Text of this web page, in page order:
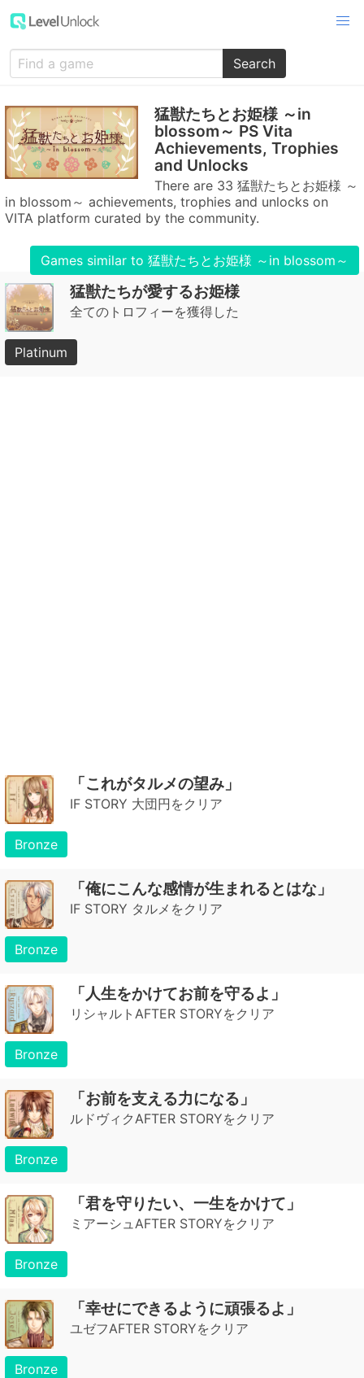
Search
猛獣たちとお姫様 ～in
blossom～ PS Vita
Achievements, Trophies
and Unlocks
There are 33 猛獣たちとお姫様 ～
in blossom～ achievements, trophies and unlocks on
VITA platform curated by the community.
Games similar to 猛獣たちとお姫様 ～in blossom～
猛獣たちが愛するお姫様
全てのトロフィーを獲得した
Platinum
「これがタルメの望み」
IF STORY 大団円をクリア
Bronze
「俺にこんな感情が生まれるとはな」
IF STORY タルメをクリア
Bronze
「人生をかけてお前を守るよ」
リシャルトAFTER STORYをクリア
Bronze
「お前を支える力になる」
ルドヴィクAFTER STORYをクリア
Bronze
「君を守りたい、一生をかけて」
ミアーシュAFTER STORYをクリア
Bronze
「幸せにできるように頑張るよ」
ユゼフAFTER STORYをクリア
Bronze